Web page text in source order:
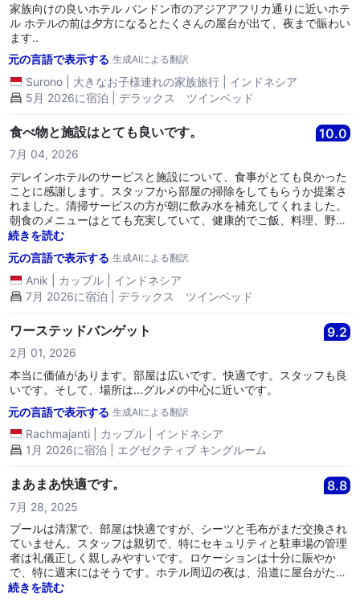
家族向けの良いホテル バンドン市のアジアアフリカ通りに近いホテ
ル ホテルの前は夕方になるとたくさんの屋台が出て、夜まで賑わい
ます..
元の言語で表示する 生成AIによる翻訳
Surono 大きなお子様連れの家族旅行
インドネシア
5月 2026に宿泊 | デラックス ツインベッド
食べ物と施設はとても良いです。 10.0
7月 04, 2026
デレインホテルのサービスと施設について、食事がとても良かった
ことに感謝します。スタッフから部屋の掃除をしてもらうか提案さ
れました。清掃サービスの方が朝に飲み水を補充してくれました。
朝食のメニューはとても充実していて、健康的でご飯、料理、野
菜、果物がありました。朝食には本当に満足しました。101号室の
宿泊客より、7月2日から4日まで。
続きを読む
元の言語で表示する 生成AIによる翻訳
Anik カップル
インドネシア
7月 2026に宿泊 | デラックス ツインベッド
ワーステッドバンゲット 9.2
2月 01, 2026
本当に価値があります。部屋は広いです。快適です。スタッフも良
いです。そして、場所は...グルメの中心に近いです。
元の言語で表示する 生成AIによる翻訳
Rachmajanti カップル
インドネシア
1月 2026に宿泊 | エグゼクティブ キングルーム
まあまあ快適です。 8.8
7月 28, 2025
プールは清潔で、部屋は快適ですが、シーツと毛布がまだ交換され
ていません。スタッフは親切で、特にセキュリティと駐車場の管理
者は礼儀正しく親しみやすいです。ロケーションは十分に賑やか
で、特に週末にはそうです。ホテル周辺の夜は、沿道に屋台がたく
さんあるので、食事を探すのが難しくありません。おすすめです。
続きを読む